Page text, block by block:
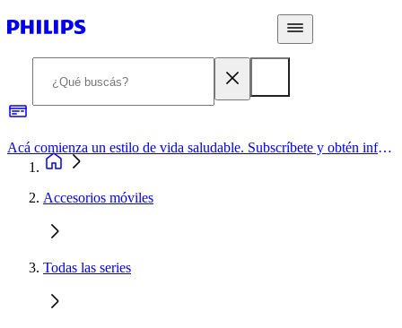
Acá comienza un estilo de vida saludable. Subscríbete y obtén información de primera mano
Accesorios móviles
Todas las series